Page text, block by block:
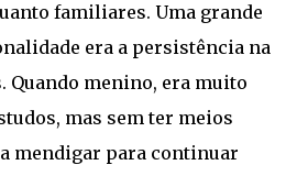
familiares. Uma grande
era a persistência na
Quando menino, era muito
mas sem ter meios
mendigar para continuar